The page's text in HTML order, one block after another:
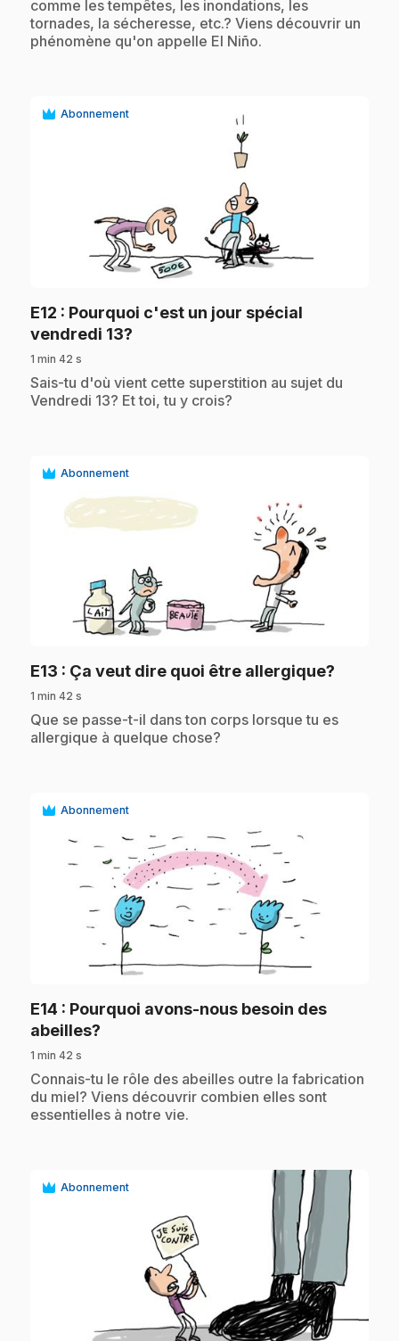
comme les tempêtes, les inondations, les
tornades, la sécheresse, etc.? Viens découvrir un
phénomène qu'on appelle El Niño.
Abonnement
E12 : Pourquoi c'est un jour spécial
vendredi 13?
1 min 42 s
.Sais-tu d'où vient cette superstition au sujet du
Vendredi 13? Et toi, tu y crois?
Abonnement
play_circle
E13 : Ça veut dire quoi être allergique?
1 min 42 s
.Que se passe-t-il dans ton corps lorsque tu es
allergique à quelque chose?
Abonnement
E14 : Pourquoi avons-nous besoin des
abeilles?
1 min 42 s
.Connais-tu le rôle des abeilles outre la fabrication
du miel? Viens découvrir combien elles sont
essentielles à notre vie.
Abonnement